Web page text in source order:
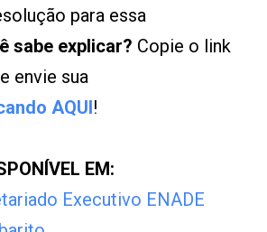
para essa
sabe explicar? Copie o link
envie sua
AQUI!
EM:
Executivo ENADE